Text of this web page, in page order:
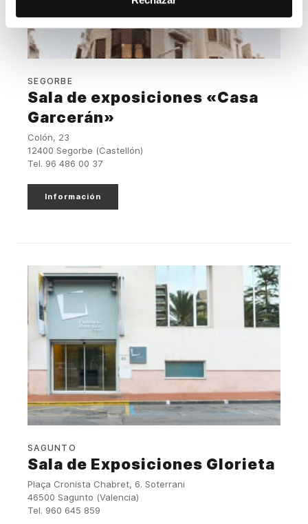
SEGORBE
Sala de exposiciones «Casa
Garcerán»
Colón, 23
12400 Segorbe (Castellón)
Tel. 96 486 00 37
Información
SAGUNTO
Sala de Exposiciones Glorieta
Plaça Cronista Chabret, 6. Soterrani
46500 Sagunto (Valencia)
Tel. 960 645 859